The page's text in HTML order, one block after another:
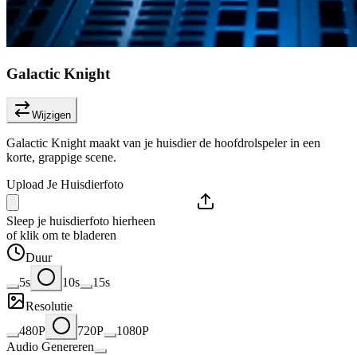
Galactic Knight
Wijzigen
Galactic Knight maakt van je huisdier de hoofdrolspeler in een
korte, grappige scene.
Upload Je Huisdierfoto
Sleep je huisdierfoto hierheen
of klik om te bladeren
Duur
5s
10s
15s
Resolutie
480P
720P
1080P
Audio Genereren